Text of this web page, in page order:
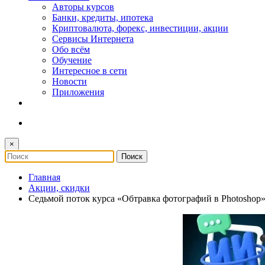
Авторы курсов
Банки, кредиты, ипотека
Криптовалюта, форекс, инвестиции, акции
Сервисы Интернета
Обо всём
Обучение
Интересное в сети
Новости
Приложения
×
Главная
Акции, скидки
Седьмой поток курса «Обтравка фотографий в Photoshop»